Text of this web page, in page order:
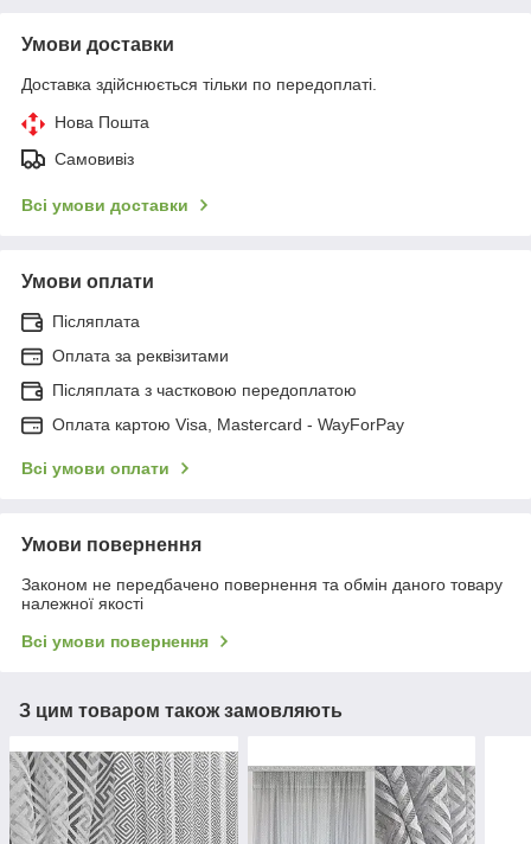
Умови доставки
Доставка здійснюється тільки по передоплаті.
Нова Пошта
Самовивіз
Всі умови доставки
Умови оплати
Післяплата
Оплата за реквізитами
Післяплата з частковою передоплатою
Оплата картою Visa, Mastercard - WayForPay
Всі умови оплати
Умови повернення
Законом не передбачено повернення та обмін даного товару
належної якості
Всі умови повернення
З цим товаром також замовляють